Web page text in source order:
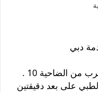
دبي
هناك عدد قليل من العيادات بالقرب من الضاحية 10 .
على بعد دقيقتين